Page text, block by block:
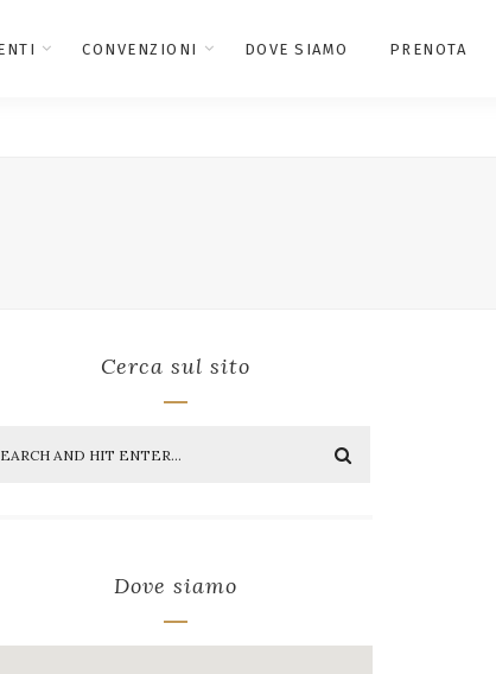
CONVENZIONI DOVE SIAMO PRENOTA
Cerca sul sito
Dove siamo